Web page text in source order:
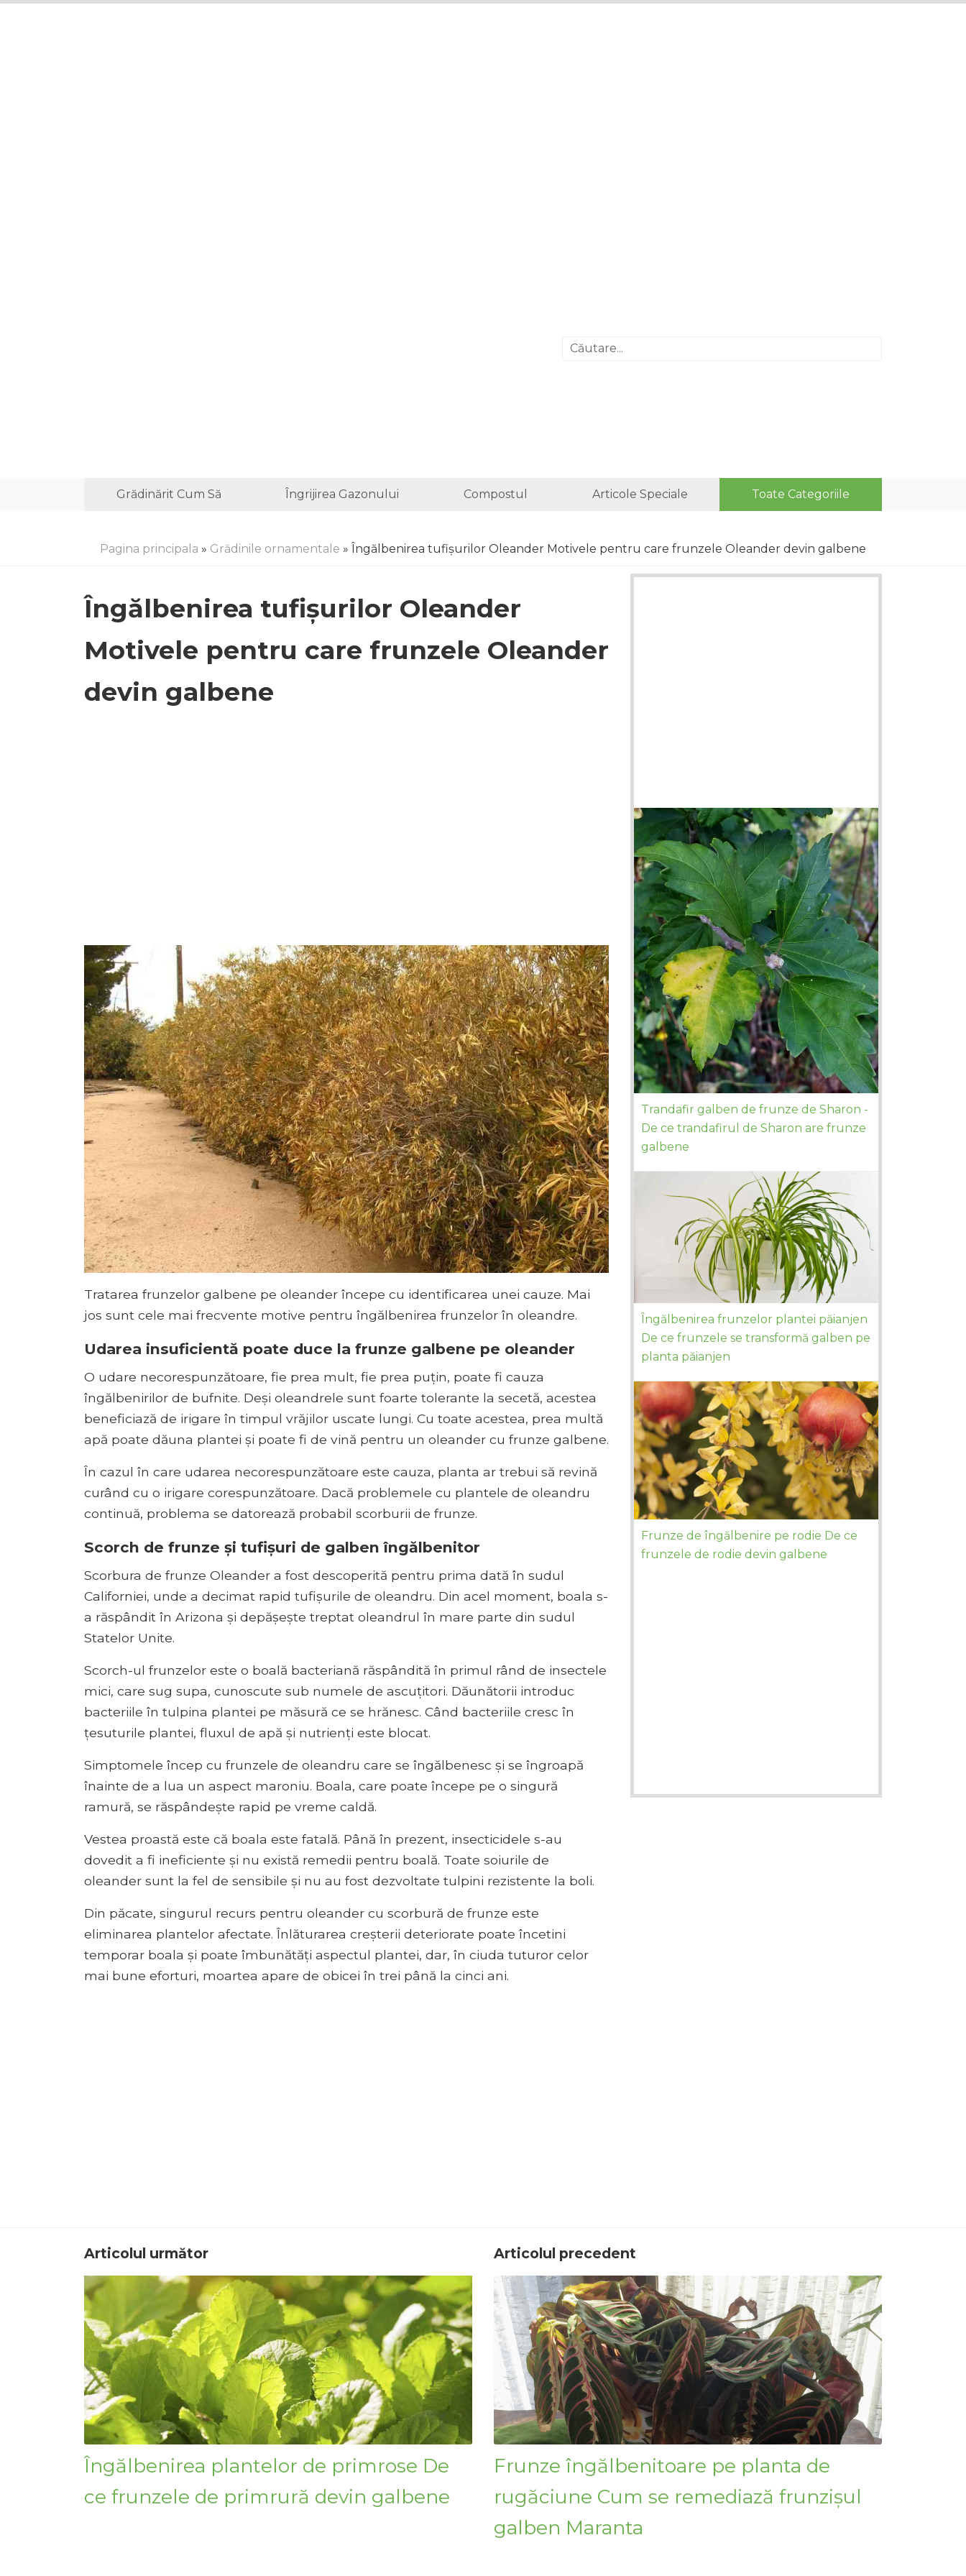
Grădinărit Cum Să Îngrijirea Gazonului Compostul Articole Speciale Toate Categoriile
Pagina principala » Grădinile ornamentale » Îngălbenirea tufișurilor Oleander Motivele pentru care frunzele Oleander devin galbene
Îngălbenirea tufișurilor Oleander
Motivele pentru care frunzele Oleander
devin galbene
Tratarea frunzelor galbene pe oleander începe cu identificarea unei cauze. Mai
jos sunt cele mai frecvente motive pentru îngălbenirea frunzelor în oleandre.
Udarea insuficientă poate duce la frunze galbene pe oleander
O udare necorespunzătoare, fie prea mult, fie prea puțin, poate fi cauza
îngălbenirilor de bufnite. Deși oleandrele sunt foarte tolerante la secetă, acestea
beneficiază de irigare în timpul vrăjilor uscate lungi. Cu toate acestea, prea multă
apă poate dăuna plantei și poate fi de vină pentru un oleander cu frunze galbene.
În cazul în care udarea necorespunzătoare este cauza, planta ar trebui să revină
curând cu o irigare corespunzătoare. Dacă problemele cu plantele de oleandru
continuă, problema se datorează probabil scorburii de frunze.
Scorch de frunze și tufișuri de galben îngălbenitor
Scorbura de frunze Oleander a fost descoperită pentru prima dată în sudul
Californiei, unde a decimat rapid tufișurile de oleandru. Din acel moment, boala s-
a răspândit în Arizona și depășește treptat oleandrul în mare parte din sudul
Statelor Unite.
Scorch-ul frunzelor este o boală bacteriană răspândită în primul rând de insectele
mici, care sug supa, cunoscute sub numele de ascuțitori. Dăunătorii introduc
bacteriile în tulpina plantei pe măsură ce se hrănesc. Când bacteriile cresc în
țesuturile plantei, fluxul de apă și nutrienți este blocat.
Simptomele încep cu frunzele de oleandru care se îngălbenesc și se îngroapă
înainte de a lua un aspect maroniu. Boala, care poate începe pe o singură
ramură, se răspândește rapid pe vreme caldă.
Vestea proastă este că boala este fatală. Până în prezent, insecticidele s-au
dovedit a fi ineficiente și nu există remedii pentru boală. Toate soiurile de
oleander sunt la fel de sensibile și nu au fost dezvoltate tulpini rezistente la boli.
Din păcate, singurul recurs pentru oleander cu scorbură de frunze este
eliminarea plantelor afectate. Înlăturarea creșterii deteriorate poate încetini
temporar boala și poate îmbunătăți aspectul plantei, dar, în ciuda tuturor celor
mai bune eforturi, moartea apare de obicei în trei până la cinci ani.
Trandafir galben de frunze de Sharon -
De ce trandafirul de Sharon are frunze
galbene
Îngălbenirea frunzelor plantei păianjen
De ce frunzele se transformă galben pe
planta păianjen
Frunze de îngălbenire pe rodie De ce
frunzele de rodie devin galbene
Articolul următor
Îngălbenirea plantelor de primrose De
ce frunzele de primrură devin galbene
Articolul precedent
Frunze îngălbenitoare pe planta de
rugăciune Cum se remediază frunzișul
galben Maranta